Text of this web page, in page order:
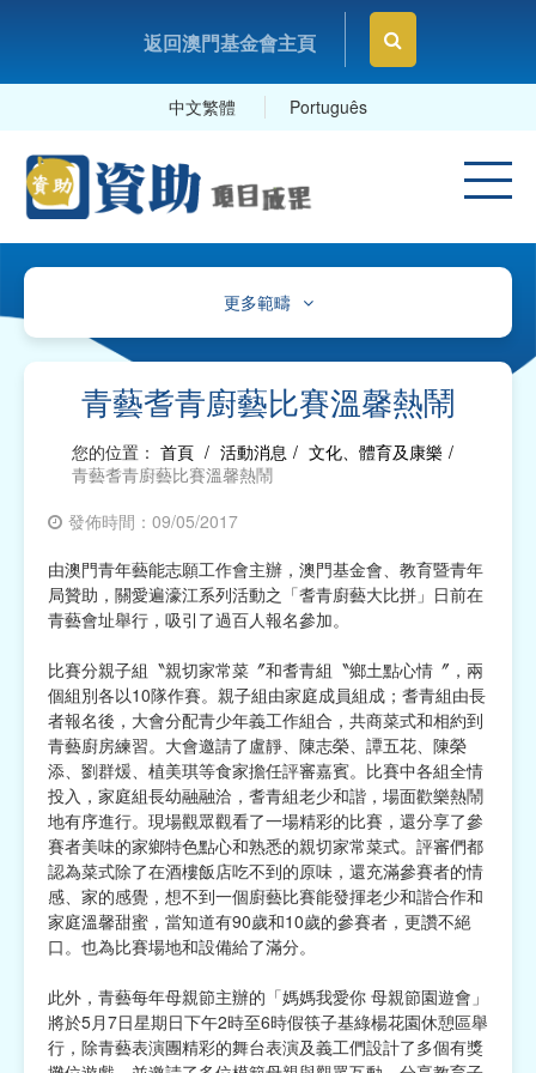
返回澳門基金會主頁
中文繁體 Português
更多範疇
文化、體育及康樂
教育及研究
衛生
社會服務
工商及專業社團、工會
宗教
慈善中介及志願活動推廣
公民社團及同鄉會
國際
其他
青藝耆青廚藝比賽溫馨熱鬧
您的位置： 首頁 / 活動消息 / 文化、體育及康樂 /
青藝耆青廚藝比賽溫馨熱鬧
發佈時間：09/05/2017
由澳門青年藝能志願工作會主辦，澳門基金會、教育暨青年
局贊助，關愛遍濠江系列活動之「耆青廚藝大比拼」日前在
青藝會址舉行，吸引了過百人報名參加。
比賽分親子組〝親切家常菜〞和耆青組〝鄉土點心情〞，兩
個組別各以10隊作賽。親子組由家庭成員組成；耆青組由長
者報名後，大會分配青少年義工作組合，共商菜式和相約到
青藝廚房練習。大會邀請了盧靜、陳志榮、譚五花、陳榮
添、劉群煖、植美琪等食家擔任評審嘉賓。比賽中各組全情
投入，家庭組長幼融融洽，耆青組老少和諧，場面歡樂熱鬧
地有序進行。現場觀眾觀看了一場精彩的比賽，還分享了參
賽者美味的家鄉特色點心和熟悉的親切家常菜式。評審們都
認為菜式除了在酒樓飯店吃不到的原味，還充滿參賽者的情
感、家的感覺，想不到一個廚藝比賽能發揮老少和諧合作和
家庭溫馨甜蜜，當知道有90歲和10歲的參賽者，更讚不絕
口。也為比賽場地和設備給了滿分。
此外，青藝每年母親節主辦的「媽媽我愛你 母親節園遊會」
將於5月7日星期日下午2時至6時假筷子基綠楊花園休憩區舉
行，除青藝表演團精彩的舞台表演及義工們設計了多個有獎